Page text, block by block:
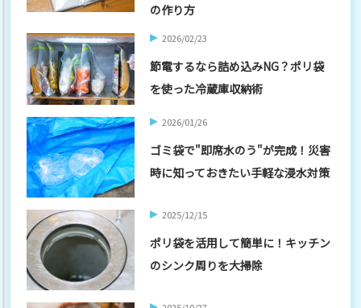
の作り方
2026/02/23
節電するなら詰め込みNG？ポリ袋
を使った冷蔵庫収納術
2026/01/26
ゴミ袋で"即席水のう"が完成！災害
時に知っておきたい手軽な浸水対策
2025/12/15
ポリ袋を活用して簡単に！キッチン
のシンク周りを大掃除